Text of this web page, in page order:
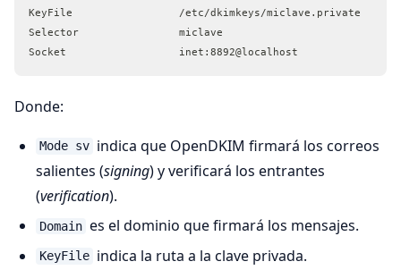
KeyFile                 /etc/dkimkeys/miclave.private
Selector                miclave
Socket                  inet:8892@localhost
Donde:
Mode sv indica que OpenDKIM firmará los correos
salientes (signing) y verificará los entrantes
(verification).
Domain es el dominio que firmará los mensajes.
KeyFile indica la ruta a la clave privada.